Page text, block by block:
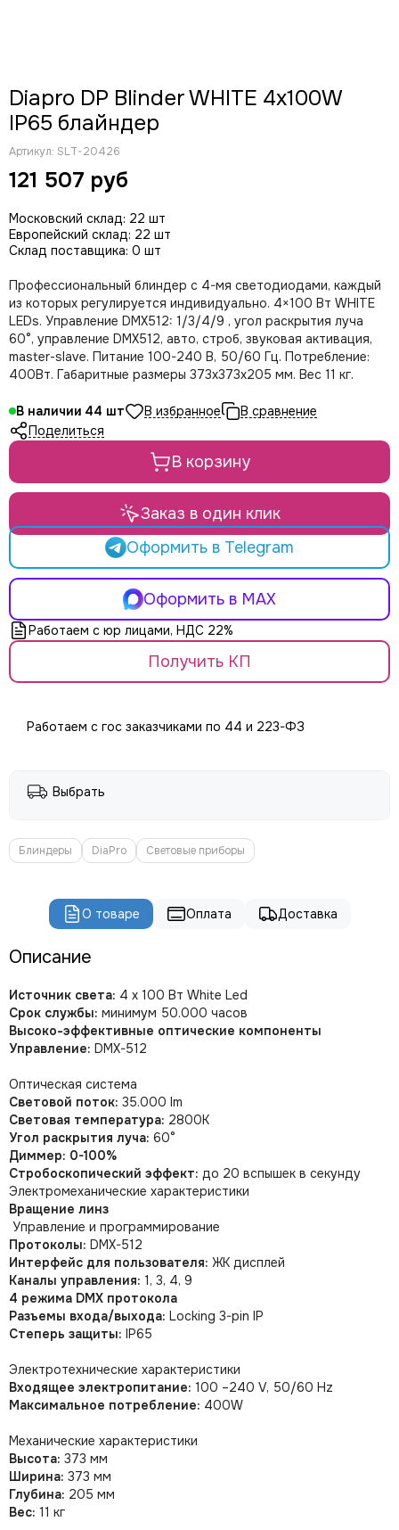
DIAlighting
DJ POWER
Fine ART
Elation
EuroDj
EXE TECHNOLOGY (LITEC)
HazeBase
High End Systems
I LIGHTING
INVOLIGHT
JB LIGHTING
Le Mark
LightCraft
Light Union
LevelUp цепные тали
MAdrix
Martin
MLB
NICOLAUDIE (SUNLITE)
OSRAM
Robert Juliat
PROLYTE
Silver Star
SMOKE FACTORY
STAGELighting
Stagemaker
Tarboc
YODN
ЯRILO Pro
PROCAST Cable
CVGAUDIO
СТРОЙЦИРК
Diapro DP Blinder WHITE 4x100W
IP65 блайндер
Артикул: SLT-20426
121 507 руб
Московский склад: 22 шт
Европейский склад: 22 шт
Склад поставщика: 0 шт
Профессиональный блиндер с 4-мя светодиодами, каждый
из которых регулируется индивидуально. 4×100 Вт WHITE
LEDs. Управление DMX512: 1/3/4/9 , угол раскрытия луча
60°, управление DMX512, авто, строб, звуковая активация,
master-slave. Питание 100-240 В, 50/60 Гц. Потребление:
400Вт. Габаритные размеры 373х373х205 мм. Вес 11 кг.
В наличии 44
Поделиться
В корзину
Заказ в один клик
Оформить в Telegram
Оформить в MAX
Работаем с юр лицами, НДС 22%
Получить КП
Работаем с гос заказчиками по 44 и 223-ФЗ
Выбрать
Блиндеры DiaPro Световые приборы
О товаре Оплата Доставка
Описание
Источник света: 4 x 100 Вт White Led
Срок службы: минимум 50.000 часов
Высоко-эффективные оптические компоненты
Управление: DMX-512
Оптическая система
Световой поток: 35.000 lm
Световая температура: 2800К
Угол раскрытия луча: 60°
Диммер: 0-100%
Стробоскопический эффект: до 20 вспышек в секунду
Электромеханические характеристики
Вращение линз
Управление и программирование
Протоколы: DMX-512
Интерфейс для пользователя: ЖК дисплей
Каналы управления: 1, 3, 4, 9
4 режима DMX протокола
Разъемы входа/выхода: Locking 3-pin IP
Степерь защиты: IP65
Электротехнические характеристики
Входящее электропитание: 100 –240 V, 50/60 Hz
Максимальное потребление: 400W
Механические характеристики
Высота: 373 мм
Ширина: 373 мм
Глубина: 205 мм
Вес: 11 кг